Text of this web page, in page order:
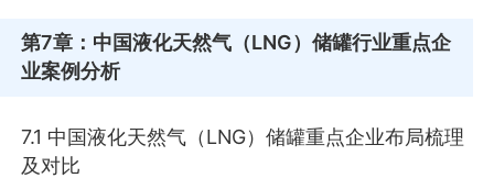
第7章 ：中国液化天然气（LNG）储罐行业重点企
业案例分析
7.1 中国液化天然气（LNG）储罐重点企业布局梳理
及对比